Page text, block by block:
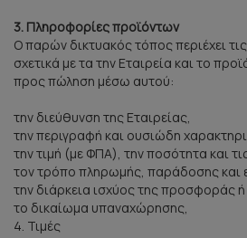
3. Πληροφορίες προϊόντων
Ο παρών δικτυακός τόπος περιέχει
σχετικά με τα την Εταιρεία και το
προς πώληση μέσω αυτού:
την διεύθυνση της Εταιρείας,
την περιγραφή και ουσιώδη
την τιμή (με ΦΠΑ), την ποσότητα και
τον τρόπο πληρωμής, παράδοσης και
την διάρκεια ισχύος της προσφοράς ή
το δικαίωμα υπαναχώρησης,
4. Τιμές